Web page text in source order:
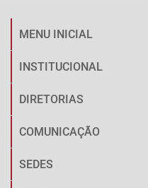
MENU INICIAL
INSTITUCIONAL
DIRETORIAS
COMUNICAÇÃO
SEDES